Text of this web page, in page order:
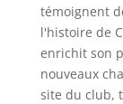
témoignent
l'histoire de
enrichit son
nouveaux
site du club,